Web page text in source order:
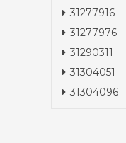
31277916
31277976
31290311
31304051
31304096